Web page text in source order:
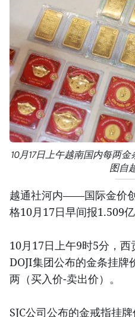
10月17日上午越南国内每两金
图自
越通社河内——国际金价
格10月17日早间报1.509亿
10月17日上午9时5分，西
DOJI集团公布的金条挂牌
两（买入价-卖出价）。
SJC公司公布的金戒指挂